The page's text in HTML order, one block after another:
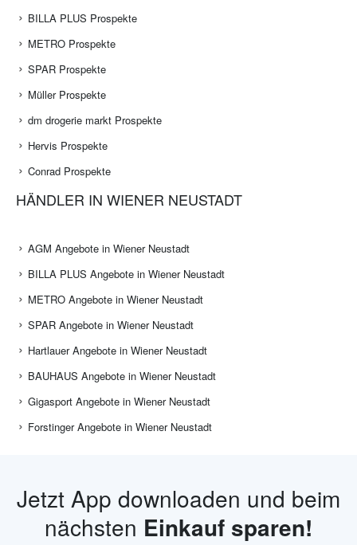
BILLA PLUS Prospekte
METRO Prospekte
SPAR Prospekte
Müller Prospekte
dm drogerie markt Prospekte
Hervis Prospekte
Conrad Prospekte
HÄNDLER IN WIENER NEUSTADT
AGM Angebote in Wiener Neustadt
BILLA PLUS Angebote in Wiener Neustadt
METRO Angebote in Wiener Neustadt
SPAR Angebote in Wiener Neustadt
Hartlauer Angebote in Wiener Neustadt
BAUHAUS Angebote in Wiener Neustadt
Gigasport Angebote in Wiener Neustadt
Forstinger Angebote in Wiener Neustadt
Jetzt App downloaden und beim
nächsten Einkauf sparen!